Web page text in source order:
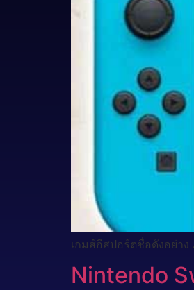
เกมส์อีสปอร์ตชื่อดังอย่า
Nintendo